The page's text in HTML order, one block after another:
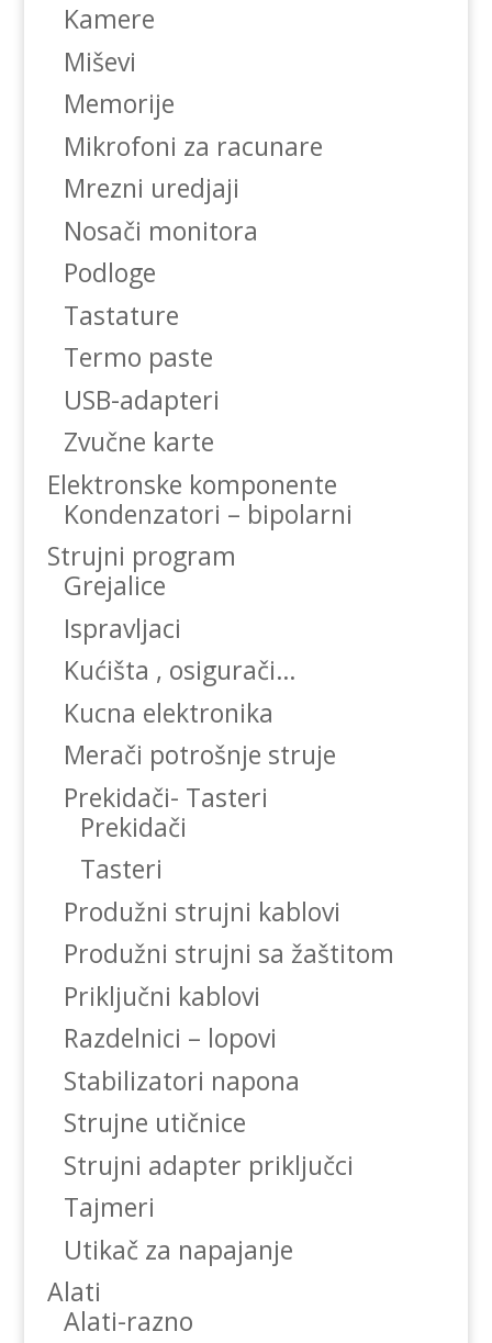
Kamere
Miševi
Memorije
Mikrofoni za racunare
Mrezni uredjaji
Nosači monitora
Podloge
Tastature
Termo paste
USB-adapteri
Zvučne karte
Elektronske komponente
Kondenzatori – bipolarni
Strujni program
Grejalice
Ispravljaci
Kućišta , osigurači…
Kucna elektronika
Merači potrošnje struje
Prekidači- Tasteri
Prekidači
Tasteri
Produžni strujni kablovi
Produžni strujni sa žaštitom
Priključni kablovi
Razdelnici – lopovi
Stabilizatori napona
Strujne utičnice
Strujni adapter priključci
Tajmeri
Utikač za napajanje
Alati
Alati-razno